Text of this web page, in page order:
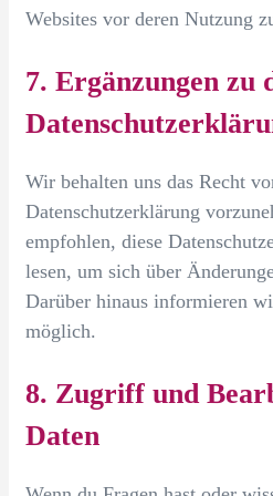
Websites vor deren Nutzung
7. Ergänzungen zu
Wir behalten uns das Recht
Datenschutzerklärung
empfohlen, diese
lesen, um sich über
Darüber hinaus informieren
möglich.
8. Zugriff und
Daten